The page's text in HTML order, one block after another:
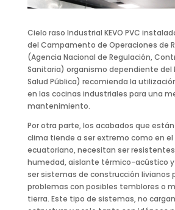
Cielo raso Industrial KEVO PVC
del Campamento de Operaciones de
(Agencia Nacional de Regulación,
Sanitaria) organismo dependiente del
Salud Pública) recomienda la
en las cocinas industriales para una
mantenimiento.
Por otra parte, los acabados que
clima tiende a ser extremo como en
ecuatoriano, necesitan ser
humedad, aislante térmico-acústico
ser sistemas de construcción livianos
problemas con posibles temblores o
tierra. Este tipo de sistemas, no